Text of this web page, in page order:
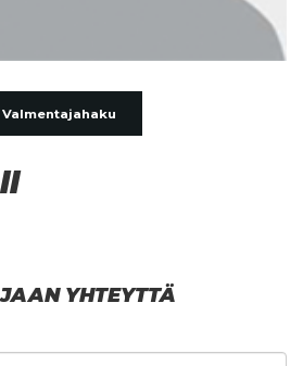
Valmentajahaku
YHTEYTTÄ